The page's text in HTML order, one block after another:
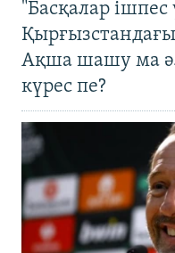
"Басқалар ішпес
Ақша шашу ма
күрес пе?